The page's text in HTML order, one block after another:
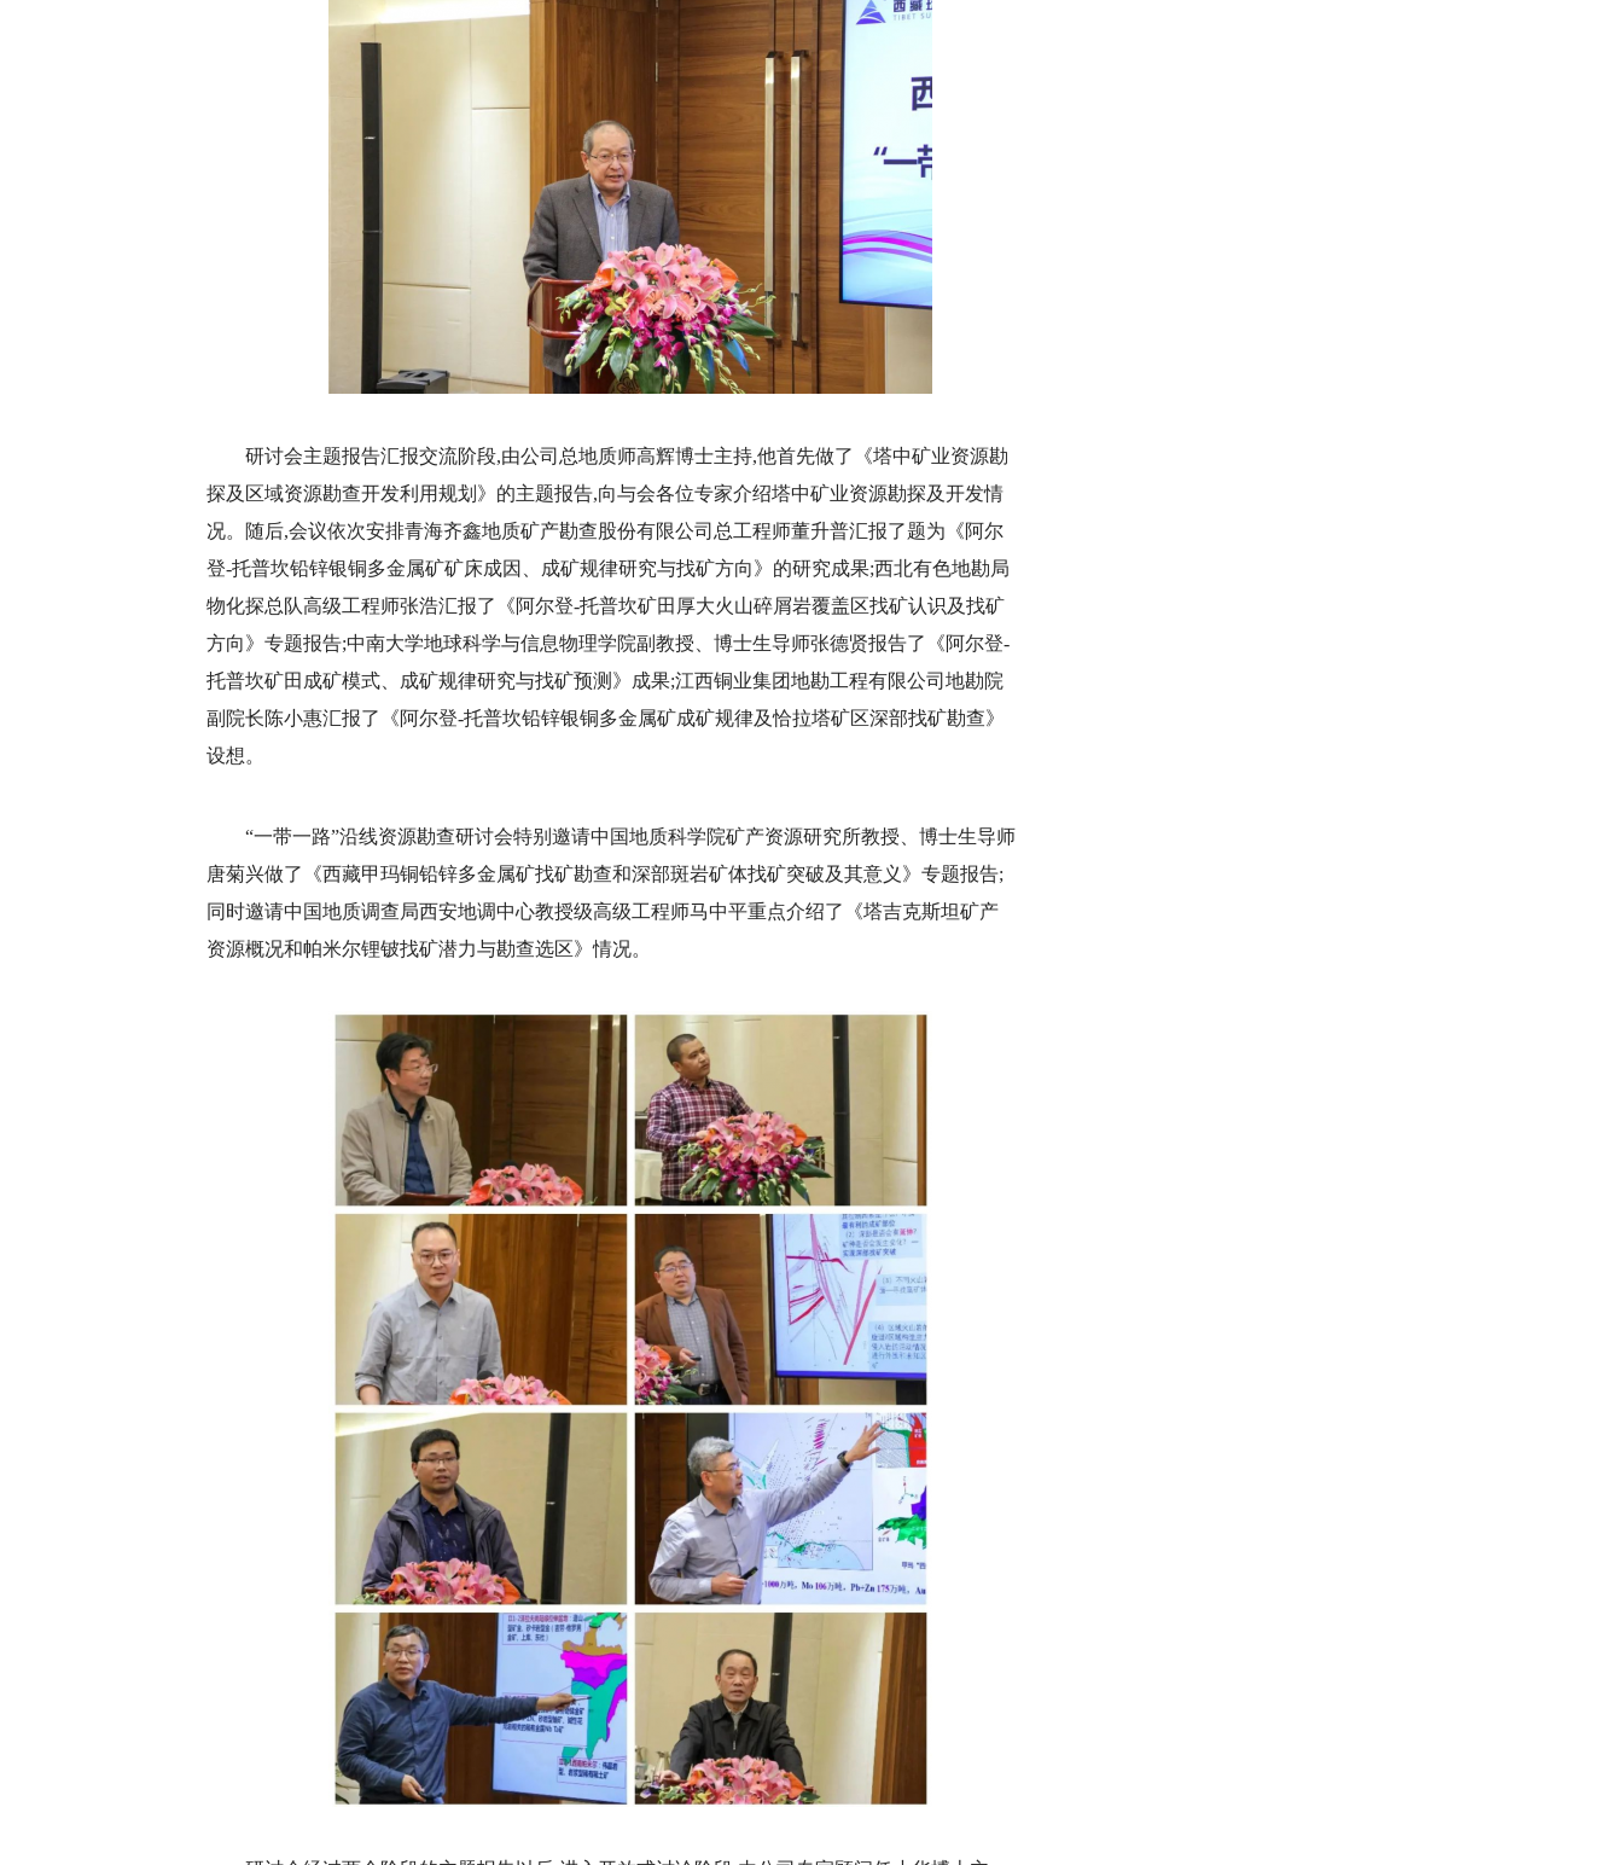
研讨会主题报告汇报交流阶段,由公司总地质师高辉博士主持,他首先做了《塔中矿业资源勘
探及区域资源勘查开发利用规划》的主题报告,向与会各位专家介绍塔中矿业资源勘探及开发情
况。随后,会议依次安排青海齐鑫地质矿产勘查股份有限公司总工程师董升普汇报了题为《阿尔
登-托普坎铅锌银铜多金属矿矿床成因、成矿规律研究与找矿方向》的研究成果;西北有色地勘局
物化探总队高级工程师张浩汇报了《阿尔登-托普坎矿田厚大火山碎屑岩覆盖区找矿认识及找矿
方向》专题报告;中南大学地球科学与信息物理学院副教授、博士生导师张德贤报告了《阿尔登-
托普坎矿田成矿模式、成矿规律研究与找矿预测》成果;江西铜业集团地勘工程有限公司地勘院
副院长陈小惠汇报了《阿尔登-托普坎铅锌银铜多金属矿成矿规律及恰拉塔矿区深部找矿勘查》
设想。
“一带一路”沿线资源勘查研讨会特别邀请中国地质科学院矿产资源研究所教授、博士生导师
唐菊兴做了《西藏甲玛铜铅锌多金属矿找矿勘查和深部斑岩矿体找矿突破及其意义》专题报告;
同时邀请中国地质调查局西安地调中心教授级高级工程师马中平重点介绍了《塔吉克斯坦矿产
资源概况和帕米尔锂铍找矿潜力与勘查选区》情况。